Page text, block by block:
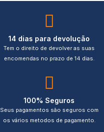
14 dias para devolução
Tem o direito de devolver as suas
encomendas no prazo de 14 dias.
100% Seguros
Seus pagamentos são seguros com
os vários metodos de pagamento.